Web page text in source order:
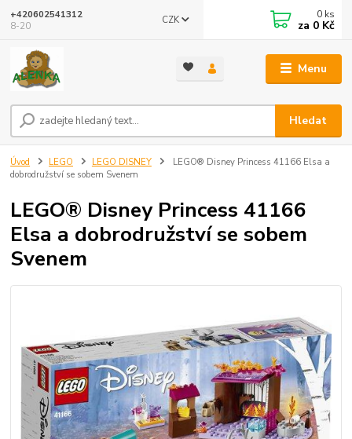
Menu
CZK
Hledat
+420602541312
8-20
0 ks
za 0 Kč
Úvod LEGO LEGO DISNEY
LEGO® Disney Princess 41166 Elsa a
dobrodružství se sobem Svenem
LEGO® Disney Princess 41166
Elsa a dobrodružství se sobem
Svenem